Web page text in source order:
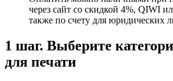
через сайт со скидкой 4%, QIWI
также по счету для юридических
1 шаг. Выберите
для печати